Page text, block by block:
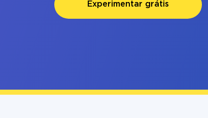
Experimentar grátis